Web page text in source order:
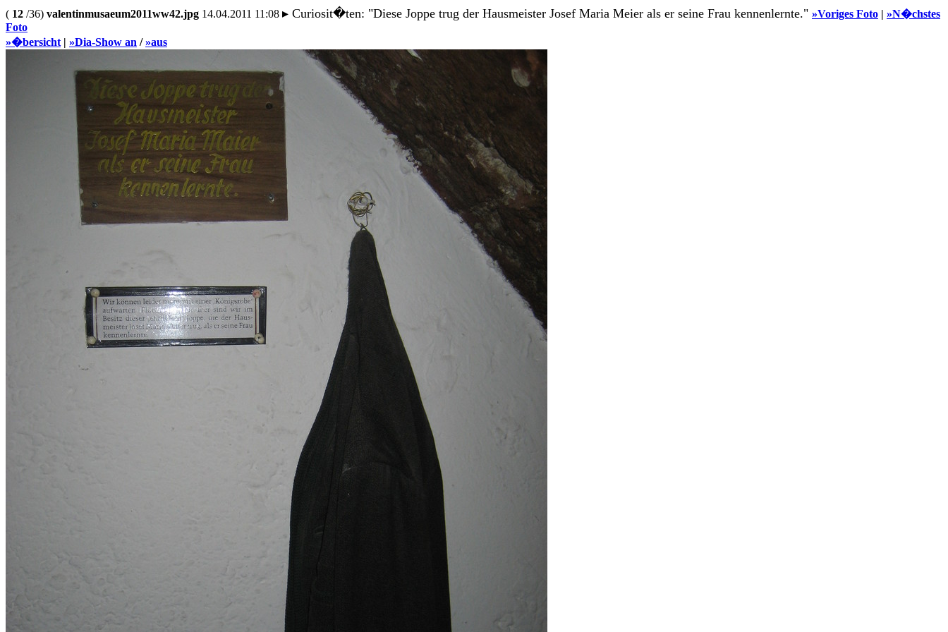
( 12 /36) valentinmusaeum2011ww42.jpg 14.04.2011 11:08 ▸ Curiosit�ten: "Diese Joppe trug der Hausmeister Josef Maria Meier als er seine Frau kennenlernte." »Voriges Foto | »N�chstes
Foto
»�bersicht | »Dia-Show an /»aus